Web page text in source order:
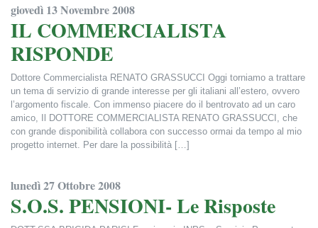
giovedì 13 Novembre 2008
IL COMMERCIALISTA
RISPONDE
Dottore Commercialista RENATO GRASSUCCI Oggi torniamo a trattare
un tema di servizio di grande interesse per gli italiani all’estero, ovvero
l’argomento fiscale. Con immenso piacere do il bentrovato ad un caro
amico, Il DOTTORE COMMERCIALISTA RENATO GRASSUCCI, che
con grande disponibilità collabora con successo ormai da tempo al mio
progetto internet. Per dare la possibilità […]
lunedì 27 Ottobre 2008
S.O.S. PENSIONI- Le Risposte